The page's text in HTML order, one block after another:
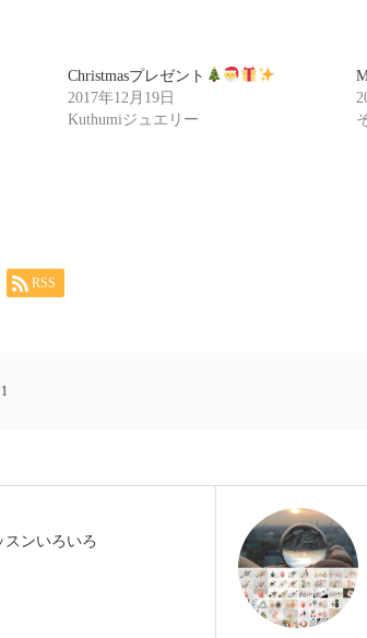
Christmasプレゼント
2017年12月19日
Kuthumiジュエリー
RSS
1
スンいろいろ